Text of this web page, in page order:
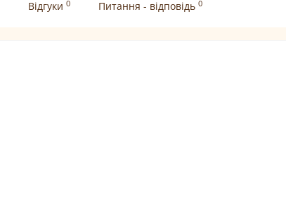
Відгуки 0 Питання - відповідь 0